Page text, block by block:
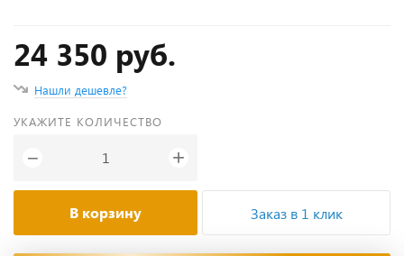
24 350 руб.
Нашли дешевле?
УКАЖИТЕ КОЛИЧЕСТВО
− +
В корзину Заказ в 1 клик